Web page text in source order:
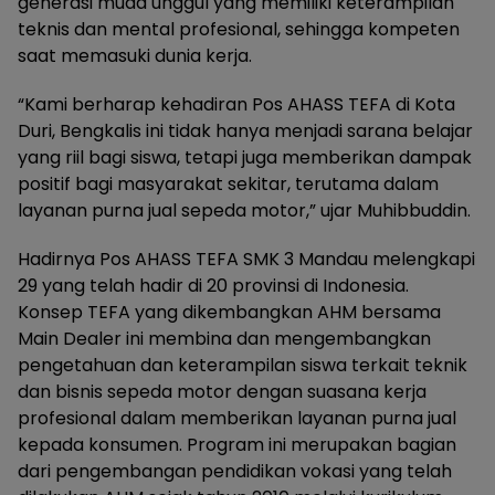
teknis dan mental profesional, sehingga kompeten
saat memasuki dunia kerja.
“Kami berharap kehadiran Pos AHASS TEFA di Kota
Duri, Bengkalis ini tidak hanya menjadi sarana belajar
yang riil bagi siswa, tetapi juga memberikan dampak
positif bagi masyarakat sekitar, terutama dalam
layanan purna jual sepeda motor,” ujar Muhibbuddin.
Hadirnya Pos AHASS TEFA SMK 3 Mandau melengkapi
29 yang telah hadir di 20 provinsi di Indonesia.
Konsep TEFA yang dikembangkan AHM bersama
Main Dealer ini membina dan mengembangkan
pengetahuan dan keterampilan siswa terkait teknik
dan bisnis sepeda motor dengan suasana kerja
profesional dalam memberikan layanan purna jual
kepada konsumen. Program ini merupakan bagian
dari pengembangan pendidikan vokasi yang telah